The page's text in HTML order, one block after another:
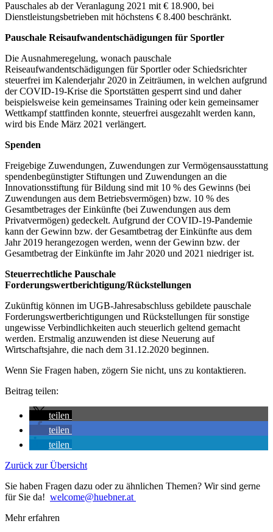
Pauschales ab der Veranlagung 2021 mit € 18.900, bei
Dienstleistungsbetrieben mit höchstens € 8.400 beschränkt.
Pauschale Reisaufwandentschädigungen für Sportler
Die Ausnahmeregelung, wonach pauschale
Reiseaufwandentschädigungen für Sportler oder Schiedsrichter
steuerfrei im Kalenderjahr 2020 in Zeiträumen, in welchen aufgrund
der COVID-19-Krise die Sportstätten gesperrt sind und daher
beispielsweise kein gemeinsames Training oder kein gemeinsamer
Wettkampf stattfinden konnte, steuerfrei ausgezahlt werden kann,
wird bis Ende März 2021 verlängert.
Spenden
Freigebige Zuwendungen, Zuwendungen zur Vermögensausstattung
spendenbegünstigter Stiftungen und Zuwendungen an die
Innovationsstiftung für Bildung sind mit 10 % des Gewinns (bei
Zuwendungen aus dem Betriebsvermögen) bzw. 10 % des
Gesamtbetrages der Einkünfte (bei Zuwendungen aus dem
Privatvermögen) gedeckelt. Aufgrund der COVID-19-Pandemie
kann der Gewinn bzw. der Gesamtbetrag der Einkünfte aus dem
Jahr 2019 herangezogen werden, wenn der Gewinn bzw. der
Gesamtbetrag der Einkünfte im Jahr 2020 und 2021 niedriger ist.
Steuerrechtliche Pauschale
Forderungswertberichtigung/Rückstellungen
Zukünftig können im UGB-Jahresabschluss gebildete pauschale
Forderungswertberichtigungen und Rückstellungen für sonstige
ungewisse Verbindlichkeiten auch steuerlich geltend gemacht
werden. Erstmalig anzuwenden ist diese Neuerung auf
Wirtschaftsjahre, die nach dem 31.12.2020 beginnen.
Wenn Sie Fragen haben, zögern Sie nicht, uns zu kontaktieren.
Beitrag teilen:
teilen
teilen
teilen
Zurück zur Übersicht
Sie haben Fragen dazu oder zu ähnlichen Themen? Wir sind gerne
für Sie da! welcome@huebner.at
Mehr erfahren